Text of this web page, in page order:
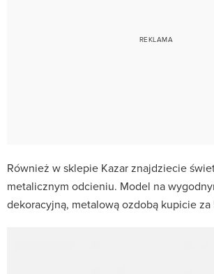
Również w sklepie Kazar znajdziecie
metalicznym odcieniu. Model na
dekoracyjną, metalową ozdobą kupicie za